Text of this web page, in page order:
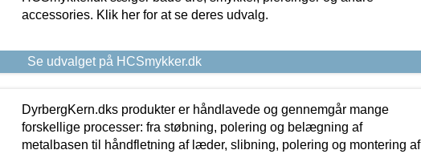
accessories. Klik her for at se deres udvalg.
Se udvalget på HCSmykker.dk
DyrbergKern.dks produkter er håndlavede og gennemgår mange
forskellige processer: fra støbning, polering og belægning af
metalbasen til håndfletning af læder, slibning, polering og montering af